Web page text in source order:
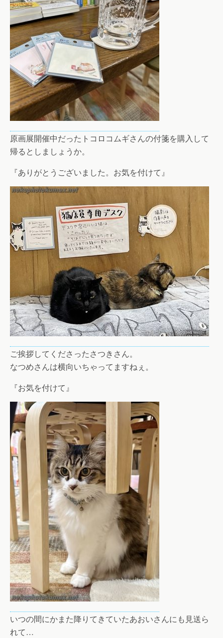
原画展開催中だったトコロコムギさんの付箋を購入して
帰るとしましょうか。
『ありがとうございました。お気を付けて』
ご挨拶してくださったさつきさん。
なつめさんは横向いちゃってますねぇ。
『お気を付けて』
いつの間にかまた降りてきていたあおいさんにも見送ら
れて…